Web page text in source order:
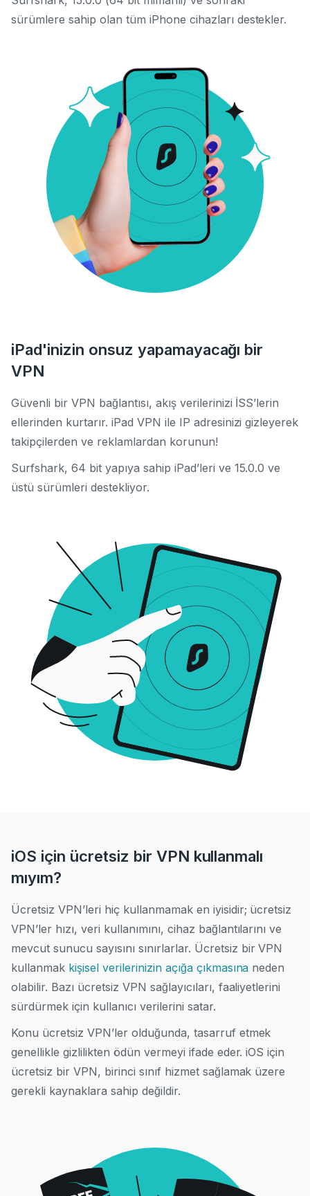
sürümlere sahip olan tüm iPhone cihazları destekler.
iPad'inizin onsuz yapamayacağı bir
VPN
Güvenli bir VPN bağlantısı, akış verilerinizi İSS’lerin
ellerinden kurtarır. iPad VPN ile IP adresinizi gizleyerek
takipçilerden ve reklamlardan korunun!
Surfshark, 64 bit yapıya sahip iPad’leri ve 15.0.0 ve
üstü sürümleri destekliyor.
iOS için ücretsiz bir VPN kullanmalı
mıyım?
Ücretsiz VPN’leri hiç kullanmamak en iyisidir; ücretsiz
VPN’ler hızı, veri kullanımını, cihaz bağlantılarını ve
mevcut sunucu sayısını sınırlarlar. Ücretsiz bir VPN
kullanmak kişisel verilerinizin açığa çıkmasına neden
olabilir. Bazı ücretsiz VPN sağlayıcıları, faaliyetlerini
sürdürmek için kullanıcı verilerini satar.
Konu ücretsiz VPN’ler olduğunda, tasarruf etmek
genellikle gizlilikten ödün vermeyi ifade eder. iOS için
ücretsiz bir VPN, birinci sınıf hizmet sağlamak üzere
gerekli kaynaklara sahip değildir.